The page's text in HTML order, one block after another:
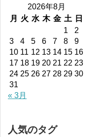
2026年8月
月
火 水 木 金 土
日
1
2
3
4 5 6 7 8
9
10 11 12 13 14 15 16
17 18 19 20 21 22 23
24 25 26 27 28 29 30
31
« 3月
人気のタグ